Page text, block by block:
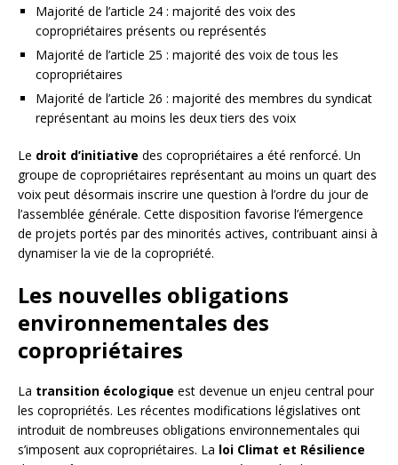
Majorité de l’article 24 : majorité des voix des
copropriétaires présents ou représentés
Majorité de l’article 25 : majorité des voix de tous les
copropriétaires
Majorité de l’article 26 : majorité des membres du syndicat
représentant au moins les deux tiers des voix
Le droit d’initiative des copropriétaires a été renforcé. Un
groupe de copropriétaires représentant au moins un quart des
voix peut désormais inscrire une question à l’ordre du jour de
l’assemblée générale. Cette disposition favorise l’émergence
de projets portés par des minorités actives, contribuant ainsi à
dynamiser la vie de la copropriété.
Les nouvelles obligations
environnementales des
copropriétaires
La transition écologique est devenue un enjeu central pour
les copropriétés. Les récentes modifications législatives ont
introduit de nombreuses obligations environnementales qui
s’imposent aux copropriétaires. La loi Climat et Résilience